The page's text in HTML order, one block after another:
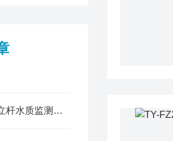
数智化转型下，立杆水质监测站如何重构水域管理模式